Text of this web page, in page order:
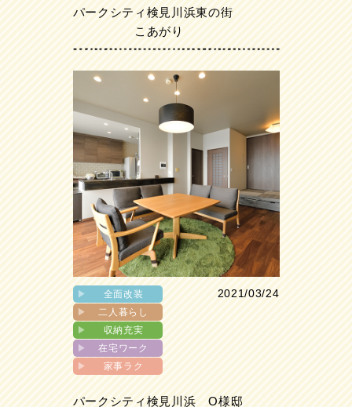
パークシティ検見川浜東の街
こあがり
▶︎
全面改装
▶︎
二人暮らし
▶︎
収納充実
▶︎
在宅ワーク
▶︎
家事ラク
2021/03/24
パークシティ検見川浜 O様邸